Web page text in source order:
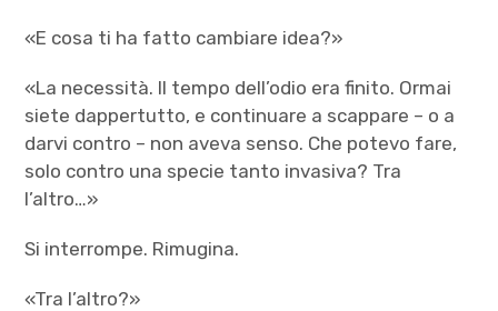
«E cosa ti ha fatto cambiare idea?»
«La necessità. Il tempo dell’odio era finito. Ormai
siete dappertutto, e continuare a scappare – o a
darvi contro – non aveva senso. Che potevo fare,
solo contro una specie tanto invasiva? Tra
l’altro…»
Si interrompe. Rimugina.
«Tra l’altro?»